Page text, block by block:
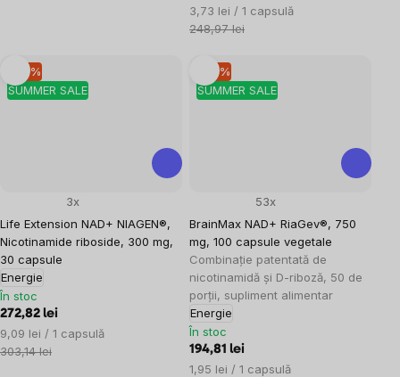
Evaluare
preţ:
3,73 lei / 1 capsulă
248,97 lei
SUMMER SALE
–10 %
Life Extension NAD+ NIAGEN®,
Nicotinamide riboside, 300 mg,
30 capsule
Energie
3x
În stoc
272,82 lei
Evaluare
preţ:
9,09 lei / 1 capsulă
303,14 lei
SUMMER SALE
–10 %
BrainMax NAD+ RiaGev®, 750
mg, 100 capsule vegetale
Combinație patentată de
nicotinamidă și D-riboză, 50 de
porții, supliment alimentar
Energie
53x
În stoc
194,81 lei
Evaluare
1,95 lei / 1 capsulă